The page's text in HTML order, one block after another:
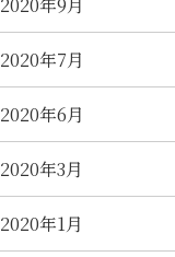
2020年7月
2020年6月
2020年3月
2020年1月